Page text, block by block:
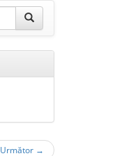
Următor →